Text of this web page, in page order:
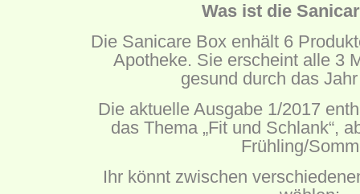
Was ist die
Die Sanicare Box enhält 6
Apotheke. Sie erscheint alle 3
gesund durch das
Die aktuelle Ausgabe 1/2017
das Thema „Fit und Schlank“,
Frühling/
Ihr könnt zwischen